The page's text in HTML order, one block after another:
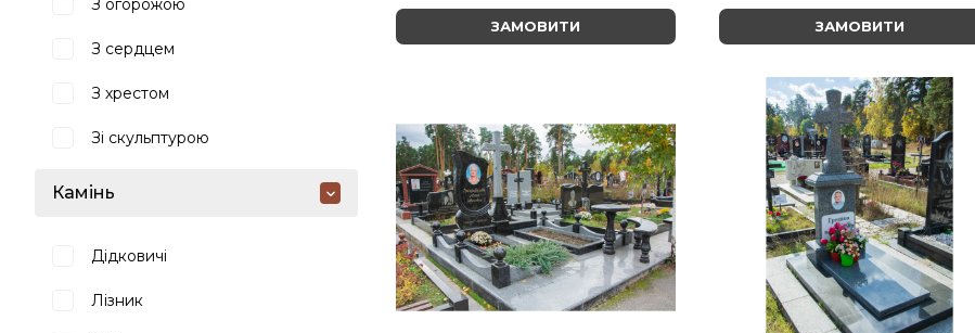
З сердцем
З хрестом
Зі скульптурою
Камінь
Дідковичі
Лізник
ЗАМОВИТИ ЗАМОВИТИ